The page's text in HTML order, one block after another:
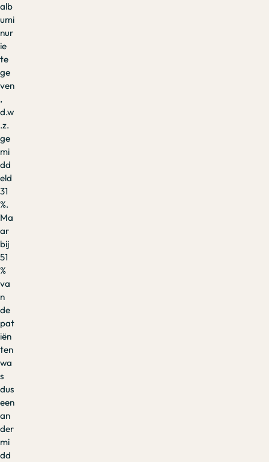
alb
umi
nur
ie
te
ge
ven
,
d.w
.z.
ge
mi
dd
eld
31
%.
Ma
ar
bij
51
%
va
n
de
pat
iën
ten
wa
s
dus
een
an
der
mi
dd